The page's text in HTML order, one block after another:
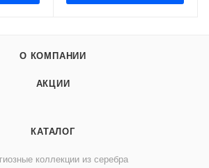
О КОМПАНИИ
АКЦИИ
КАТАЛОГ
коллекции из серебра